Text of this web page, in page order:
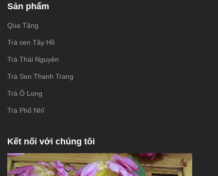
Sản phẩm
Qùa Tặng
Trà sen Tây Hồ
Trà Thái Nguyên
Trà Sen Thanh Trang
Trà Ô Long
Trà Phổ Nhĩ
Kết nối với chúng tôi